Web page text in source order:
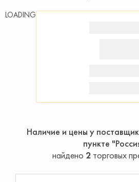
LOADING
Наличие и цены у
пункте
найдено 2торговых